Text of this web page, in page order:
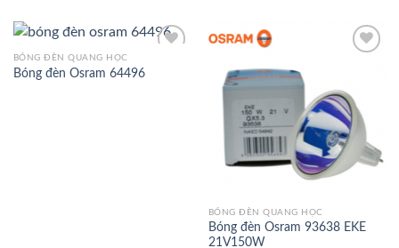
BÓNG ĐÈN QUANG HỌC
Bóng đèn Osram 64496
Add to
Wishlist
BÓNG ĐÈN QUANG HỌC
Bóng đèn Osram 93638 EKE
21V150W